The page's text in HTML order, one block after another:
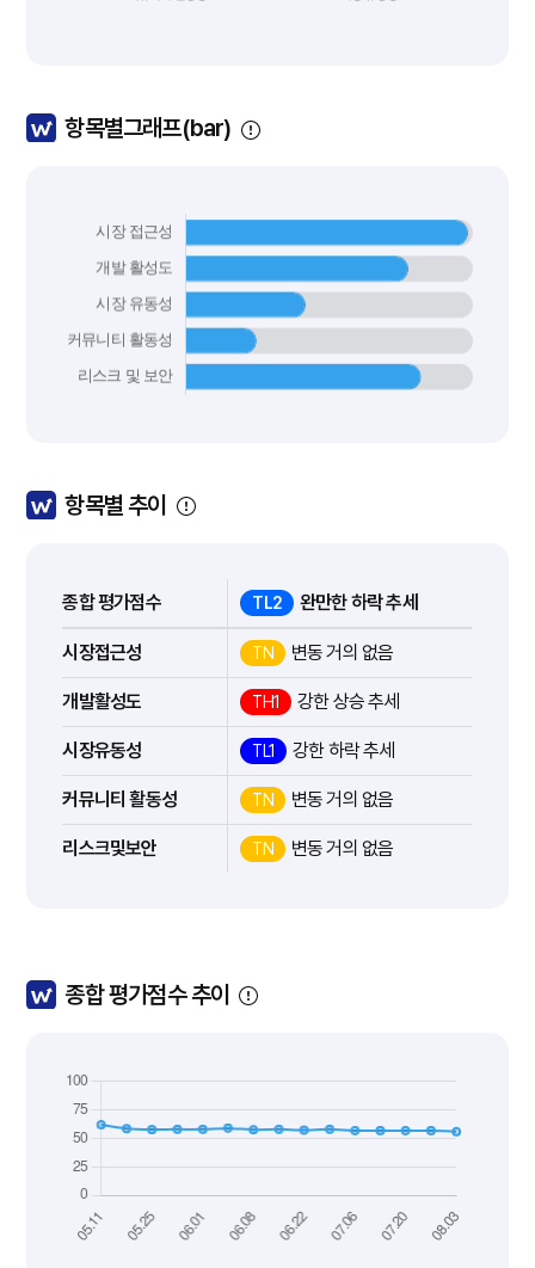
항목별그래프(bar)
항목별 추이
종합 평가점수 TL2 완만한 하락 추세
시장접근성 TN 변동 거의 없음
개발활성도 TH1 강한 상승 추세
시장유동성 TL1 강한 하락 추세
커뮤니티 활동성 TN 변동 거의 없음
리스크및보안 TN 변동 거의 없음
종합 평가점수 추이